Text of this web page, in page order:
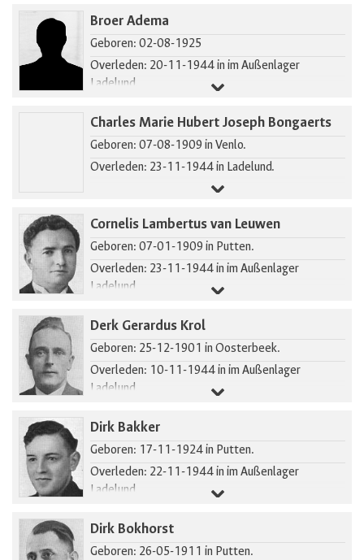
Broer Adema
Geboren: 02-08-1925
Overleden: 20-11-1944 in im Außenlager
Ladelund.
Charles Marie Hubert Joseph Bongaerts
Geboren: 07-08-1909 in Venlo.
Overleden: 23-11-1944 in Ladelund.
Cornelis Lambertus van Leuwen
Geboren: 07-01-1909 in Putten.
Overleden: 23-11-1944 in im Außenlager
Ladelund.
Derk Gerardus Krol
Geboren: 25-12-1901 in Oosterbeek.
Overleden: 10-11-1944 in im Außenlager
Ladelund.
Dirk Bakker
Geboren: 17-11-1924 in Putten.
Overleden: 22-11-1944 in im Außenlager
Ladelund.
Dirk Bokhorst
Geboren: 26-05-1911 in Putten.